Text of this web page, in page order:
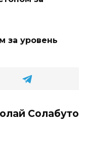
за уровень
Солабуто